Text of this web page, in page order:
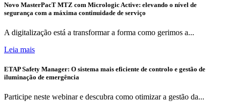
Novo MasterPacT MTZ com Micrologic Active: elevando o nível de
segurança com a máxima continuidade de serviço
A digitalização está a transformar a forma como gerimos a...
Leia mais
ETAP Safety Manager: O sistema mais eficiente de controlo e gestão de
iluminação de emergência
Participe neste webinar e descubra como otimizar a gestão da...